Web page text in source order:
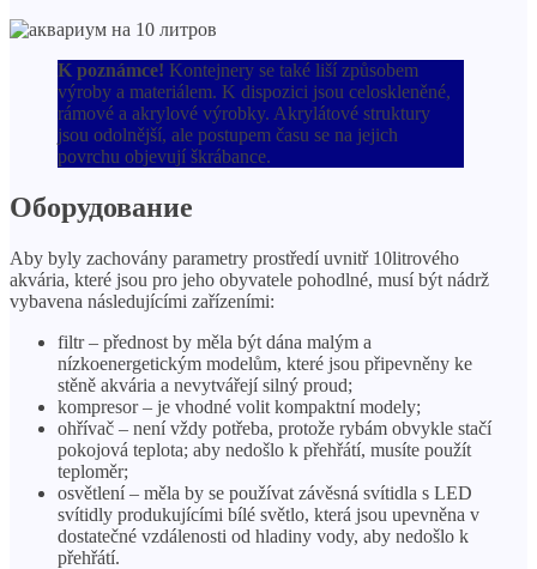
K poznámce! Kontejnery se také liší způsobem
výroby a materiálem. K dispozici jsou celoskleněné,
rámové a akrylové výrobky. Akrylátové struktury
jsou odolnější, ale postupem času se na jejich
povrchu objevují škrábance.
Оборудование
Aby byly zachovány parametry prostředí uvnitř 10litrového
akvária, které jsou pro jeho obyvatele pohodlné, musí být nádrž
vybavena následujícími zařízeními:
filtr – přednost by měla být dána malým a
nízkoenergetickým modelům, které jsou připevněny ke
stěně akvária a nevytvářejí silný proud;
kompresor – je vhodné volit kompaktní modely;
ohřívač – není vždy potřeba, protože rybám obvykle stačí
pokojová teplota; aby nedošlo k přehřátí, musíte použít
teploměr;
osvětlení – měla by se používat závěsná svítidla s LED
svítidly produkujícími bílé světlo, která jsou upevněna v
dostatečné vzdálenosti od hladiny vody, aby nedošlo k
přehřátí.